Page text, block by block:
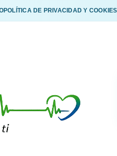
POLÍTICA DE PRIVACIDAD Y COOKIES